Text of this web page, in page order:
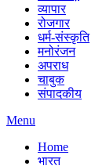
व्यापार
रोजगार
धर्म-संस्कृति
मनोरंजन
अपराध
चाबुक
संपादकीय
Menu
Home
भारत